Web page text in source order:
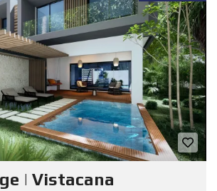
| Vistacana